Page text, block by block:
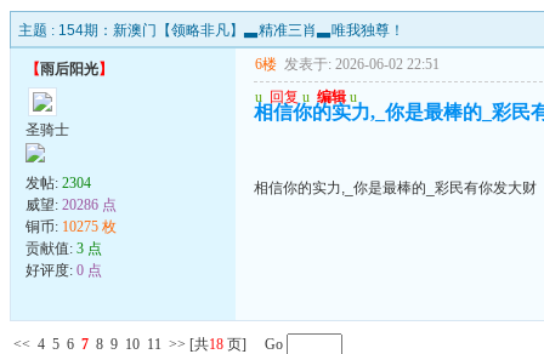
主题 : 154期：新澳门【领略非凡】▃精准三肖▃唯我独尊！
【雨后阳光】
圣骑士
发帖: 2304
威望: 20286 点
铜币: 10275 枚
贡献值: 3 点
好评度: 0 点
6楼 发表于: 2026-06-02 22:51
u 回复 u 编辑 u
相信你的实力,_你是最棒的_彩民
相信你的实力,_你是最棒的_彩民有你发大财
<< 4 5 6 7 8 9 10 11 >> [共18 页] Go